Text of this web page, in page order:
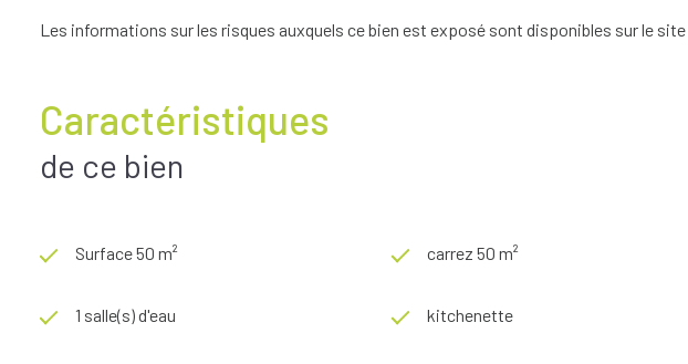
Les informations sur les risques auxquels ce bien est exposé sont disponibles sur le site
Caractéristiques
de ce bien
Surface 50 m² carrez 50 m²
1 salle(s) d'eau kitchenette